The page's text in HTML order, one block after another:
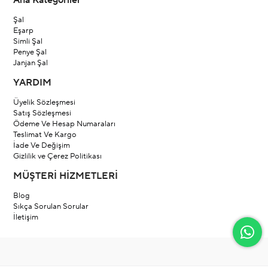
Şal
Eşarp
Simli Şal
Penye Şal
Janjan Şal
YARDIM
Üyelik Sözleşmesi
Satış Sözleşmesi
Ödeme Ve Hesap Numaraları
Teslimat Ve Kargo
İade Ve Değişim
Gizlilik ve Çerez Politikası
MÜŞTERİ HİZMETLERİ
Blog
Sıkça Sorulan Sorular
İletişim